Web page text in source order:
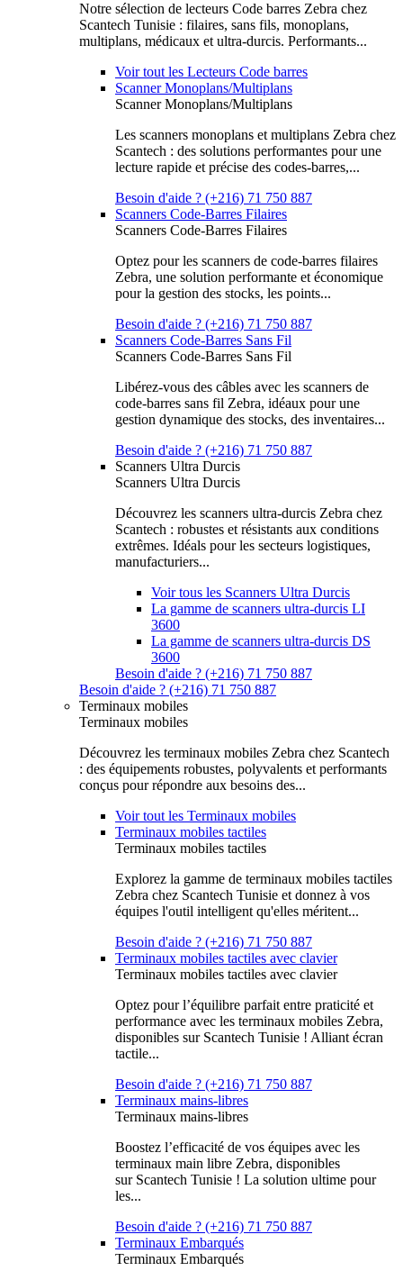
Notre sélection de lecteurs Code barres Zebra chez
Scantech Tunisie : filaires, sans fils, monoplans,
multiplans, médicaux et ultra-durcis. Performants...
Voir tout les Lecteurs Code barres
Scanner Monoplans/Multiplans
Scanner Monoplans/Multiplans
Les scanners monoplans et multiplans Zebra chez
Scantech : des solutions performantes pour une
lecture rapide et précise des codes-barres,...
Besoin d'aide ? (+216) 71 750 887
Scanners Code-Barres Filaires
Scanners Code-Barres Filaires
Optez pour les scanners de code-barres filaires
Zebra, une solution performante et économique
pour la gestion des stocks, les points...
Besoin d'aide ? (+216) 71 750 887
Scanners Code-Barres Sans Fil
Scanners Code-Barres Sans Fil
Libérez-vous des câbles avec les scanners de
code-barres sans fil Zebra, idéaux pour une
gestion dynamique des stocks, des inventaires...
Besoin d'aide ? (+216) 71 750 887
Scanners Ultra Durcis
Scanners Ultra Durcis
Découvrez les scanners ultra-durcis Zebra chez
Scantech : robustes et résistants aux conditions
extrêmes. Idéals pour les secteurs logistiques,
manufacturiers...
Voir tous les Scanners Ultra Durcis
La gamme de scanners ultra-durcis LI
3600
La gamme de scanners ultra-durcis DS
3600
Besoin d'aide ? (+216) 71 750 887
Besoin d'aide ? (+216) 71 750 887
Terminaux mobiles
Terminaux mobiles
Découvrez les terminaux mobiles Zebra chez Scantech
: des équipements robustes, polyvalents et performants
conçus pour répondre aux besoins des...
Voir tout les Terminaux mobiles
Terminaux mobiles tactiles
Terminaux mobiles tactiles
Explorez la gamme de terminaux mobiles tactiles
Zebra chez Scantech Tunisie et donnez à vos
équipes l'outil intelligent qu'elles méritent...
Besoin d'aide ? (+216) 71 750 887
Terminaux mobiles tactiles avec clavier
Terminaux mobiles tactiles avec clavier
Optez pour l’équilibre parfait entre praticité et
performance avec les terminaux mobiles Zebra,
disponibles sur Scantech Tunisie ! Alliant écran
tactile...
Besoin d'aide ? (+216) 71 750 887
Terminaux mains-libres
Terminaux mains-libres
Boostez l’efficacité de vos équipes avec les
terminaux main libre Zebra, disponibles
sur Scantech Tunisie ! La solution ultime pour
les...
Besoin d'aide ? (+216) 71 750 887
Terminaux Embarqués
Terminaux Embarqués